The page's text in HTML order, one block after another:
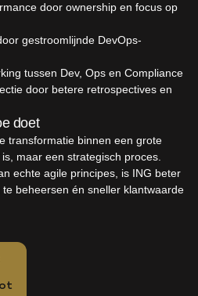
door ownership en focus op
gestroomlijnde DevOps-
tussen Dev, Ops en Compliance
door betere retrospectives en
doet
transformatie binnen een grote
is, maar een strategisch proces.
echte agile principes, is ING beter
te beheersen én sneller klantwaarde